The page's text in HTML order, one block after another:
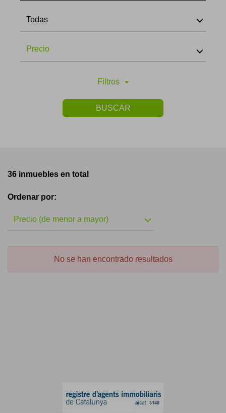
Todas
Precio
Filtros
BUSCAR
36 inmuebles en total
Ordenar por:
Precio (de menor a mayor)
No se han encontrado resultados